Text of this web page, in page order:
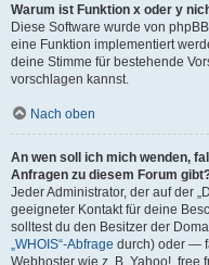
Warum ist Funktion x oder y
Diese Software wurde von
eine Funktion implementiert
deine Stimme für bestehende
vorschlagen kannst.
Nach oben
An wen soll ich mich wenden,
Anfragen zu diesem Forum
Jeder Administrator, der auf der
geeigneter Kontakt für deine
solltest du den Besitzer der
„WHOIS“-Abfrage durch) oder —
Webhoster wie z. B. Yahoo!,